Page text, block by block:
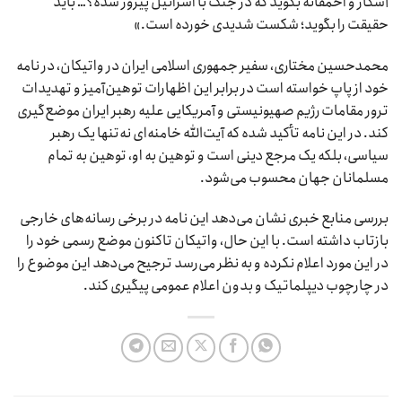
حقیقت را بگوید؛ شکست شدیدی خورده است.»
محمدحسین مختاری، سفیر جمهوری اسلامی ایران در واتیکان، در نامه
خود از پاپ خواسته است در برابر این اظهارات توهین‌آمیز و تهدیدات
ترور مقامات رژیم صهیونیستی و آمریکایی علیه رهبر ایران موضع‌گیری
کند. در این نامه تأکید شده که آیت‌الله خامنه‌ای نه‌تنها یک رهبر
سیاسی، بلکه یک مرجع دینی است و توهین به او، توهین به تمام
مسلمانان جهان محسوب می‌شود.
بررسی منابع خبری نشان می‌دهد این نامه در برخی رسانه‌های خارجی
بازتاب داشته است. با این حال، واتیکان تاکنون موضع رسمی خود را
در این مورد اعلام نکرده و به نظر می‌رسد ترجیح می‌دهد این موضوع را
در چارچوب دیپلماتیک و بدون اعلام عمومی پیگیری کند.